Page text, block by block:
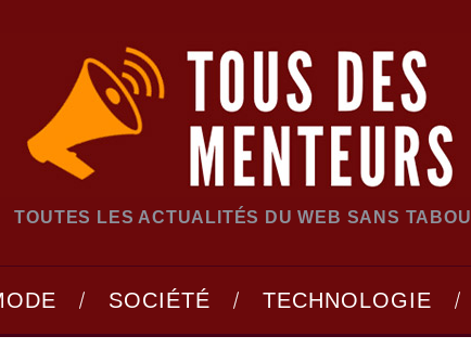
TOUTES LES ACTUALITÉS DU WEB SANS TABOU
SOCIÉTÉ TECHNOLOGIE